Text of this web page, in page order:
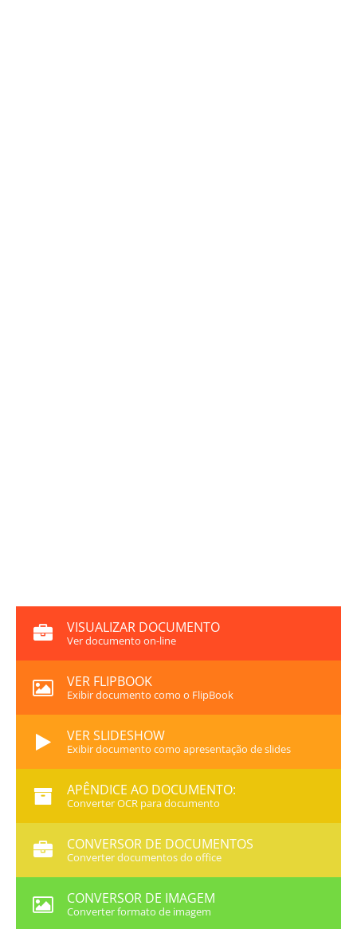
VISUALIZAR DOCUMENTO
Ver documento on-line
VER FLIPBOOK
Exibir documento como o FlipBook
VER SLIDESHOW
Exibir documento como apresentação de slides
APÊNDICE AO DOCUMENTO:
Converter OCR para documento
CONVERSOR DE DOCUMENTOS
Converter documentos do office
CONVERSOR DE IMAGEM
Converter formato de imagem